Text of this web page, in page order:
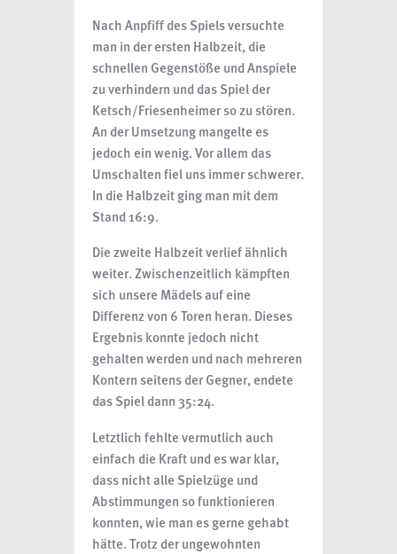
Nach Anpfiff des Spiels versuchte
man in der ersten Halbzeit, die
schnellen Gegenstöße und Anspiele
zu verhindern und das Spiel der
Ketsch/Friesenheimer so zu stören.
An der Umsetzung mangelte es
jedoch ein wenig. Vor allem das
Umschalten fiel uns immer schwerer.
In die Halbzeit ging man mit dem
Stand 16:9.
Die zweite Halbzeit verlief ähnlich
weiter. Zwischenzeitlich kämpften
sich unsere Mädels auf eine
Differenz von 6 Toren heran. Dieses
Ergebnis konnte jedoch nicht
gehalten werden und nach mehreren
Kontern seitens der Gegner, endete
das Spiel dann 35:24.
Letztlich fehlte vermutlich auch
einfach die Kraft und es war klar,
dass nicht alle Spielzüge und
Abstimmungen so funktionieren
konnten, wie man es gerne gehabt
hätte. Trotz der ungewohnten